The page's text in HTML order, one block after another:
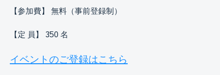
【参加費】 無料（事前登録制）
【定 員】 350 名
イベントのご登録はこちら